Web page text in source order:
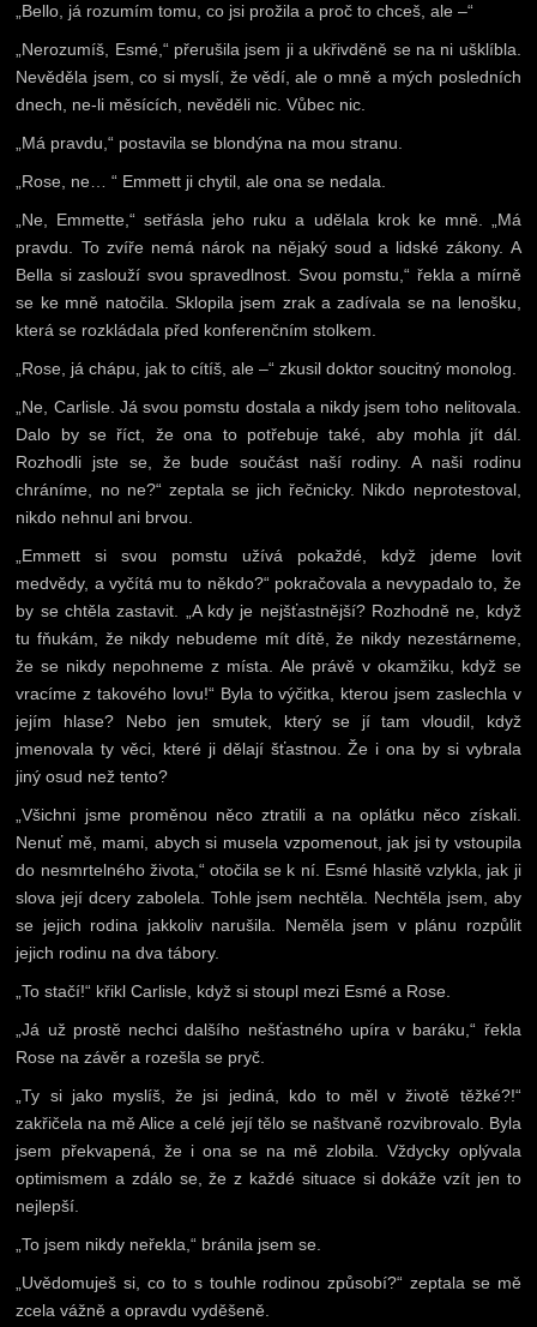
„Bello, já rozumím tomu, co jsi prožila a proč to chceš, ale –“
„Nerozumíš, Esmé,“ přerušila jsem ji a ukřivděně se na ni ušklíbla.
Nevěděla jsem, co si myslí, že vědí, ale o mně a mých posledních
dnech, ne-li měsících, nevěděli nic. Vůbec nic.
„Má pravdu,“ postavila se blondýna na mou stranu.
„Rose, ne… “ Emmett ji chytil, ale ona se nedala.
„Ne, Emmette,“ setřásla jeho ruku a udělala krok ke mně. „Má
pravdu. To zvíře nemá nárok na nějaký soud a lidské zákony. A
Bella si zaslouží svou spravedlnost. Svou pomstu,“ řekla a mírně
se ke mně natočila. Sklopila jsem zrak a zadívala se na lenošku,
která se rozkládala před konferenčním stolkem.
„Rose, já chápu, jak to cítíš, ale –“ zkusil doktor soucitný monolog.
„Ne, Carlisle. Já svou pomstu dostala a nikdy jsem toho nelitovala.
Dalo by se říct, že ona to potřebuje také, aby mohla jít dál.
Rozhodli jste se, že bude součást naší rodiny. A naši rodinu
chráníme, no ne?“ zeptala se jich řečnicky. Nikdo neprotestoval,
nikdo nehnul ani brvou.
„Emmett si svou pomstu užívá pokaždé, když jdeme lovit
medvědy, a vyčítá mu to někdo?“ pokračovala a nevypadalo to, že
by se chtěla zastavit. „A kdy je nejšťastnější? Rozhodně ne, když
tu fňukám, že nikdy nebudeme mít dítě, že nikdy nezestárneme,
že se nikdy nepohneme z místa. Ale právě v okamžiku, když se
vracíme z takového lovu!“ Byla to výčitka, kterou jsem zaslechla v
jejím hlase? Nebo jen smutek, který se jí tam vloudil, když
jmenovala ty věci, které ji dělají šťastnou. Že i ona by si vybrala
jiný osud než tento?
„Všichni jsme proměnou něco ztratili a na oplátku něco získali.
Nenuť mě, mami, abych si musela vzpomenout, jak jsi ty vstoupila
do nesmrtelného života,“ otočila se k ní. Esmé hlasitě vzlykla, jak ji
slova její dcery zabolela. Tohle jsem nechtěla. Nechtěla jsem, aby
se jejich rodina jakkoliv narušila. Neměla jsem v plánu rozpůlit
jejich rodinu na dva tábory.
„To stačí!“ křikl Carlisle, když si stoupl mezi Esmé a Rose.
„Já už prostě nechci dalšího nešťastného upíra v baráku,“ řekla
Rose na závěr a rozešla se pryč.
„Ty si jako myslíš, že jsi jediná, kdo to měl v životě těžké?!“
zakřičela na mě Alice a celé její tělo se naštvaně rozvibrovalo. Byla
jsem překvapená, že i ona se na mě zlobila. Vždycky oplývala
optimismem a zdálo se, že z každé situace si dokáže vzít jen to
nejlepší.
„To jsem nikdy neřekla,“ bránila jsem se.
„Uvědomuješ si, co to s touhle rodinou způsobí?“ zeptala se mě
zcela vážně a opravdu vyděšeně.